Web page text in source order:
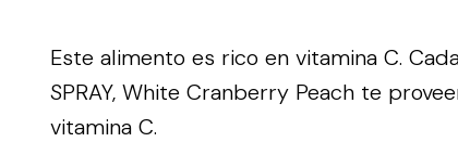
Este alimento es rico en vitamina C.
SPRAY, White Cranberry Peach te
vitamina C.